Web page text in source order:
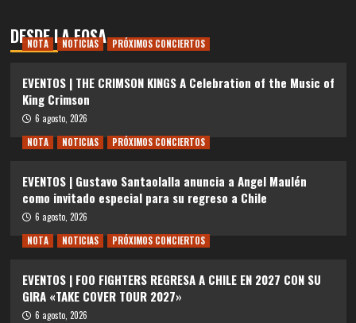
DESDE LA FOSA
NOTA NOTICIAS PRÓXIMOS CONCIERTOS
EVENTOS | THE CRIMSON KINGS A Celebration of the Music of
King Crimson
6 agosto, 2026
NOTA
NOTICIAS PRÓXIMOS CONCIERTOS
EVENTOS | Gustavo Santaolalla anuncia a Angel Maulén
como invitado especial para su regreso a Chile
6 agosto, 2026
NOTA
NOTICIAS PRÓXIMOS CONCIERTOS
EVENTOS | FOO FIGHTERS REGRESA A CHILE EN 2027 CON SU
GIRA «TAKE COVER TOUR 2027»
6 agosto, 2026